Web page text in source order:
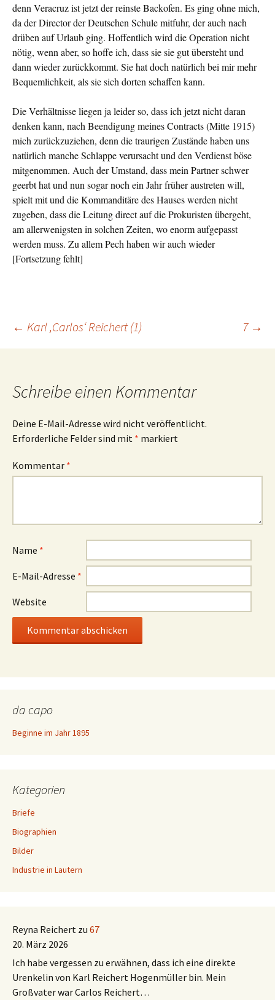
denn Veracruz ist jetzt der reinste Backofen. Es ging ohne mich,
da der Director der Deutschen Schule mitfuhr, der auch nach
drüben auf Urlaub ging. Hoffentlich wird die Operation nicht
nötig, wenn aber, so hoffe ich, dass sie sie gut übersteht und
dann wieder zurückkommt. Sie hat doch natürlich bei mir mehr
Bequemlichkeit, als sie sich dorten schaffen kann.
Die Verhältnisse liegen ja leider so, dass ich jetzt nicht daran
denken kann, nach Beendigung meines Contracts (Mitte 1915)
mich zurückzuziehen, denn die traurigen Zustände haben uns
natürlich manche Schlappe verursacht und den Verdienst böse
mitgenommen. Auch der Umstand, dass mein Partner schwer
geerbt hat und nun sogar noch ein Jahr früher austreten will,
spielt mit und die Kommanditäre des Hauses werden nicht
zugeben, dass die Leitung direct auf die Prokuristen übergeht,
am allerwenigsten in solchen Zeiten, wo enorm aufgepasst
werden muss. Zu allem Pech haben wir auch wieder
[Fortsetzung fehlt]
Beitragsnavigation
← Karl ,Carlos‘ Reichert (1) 7 →
Schreibe einen Kommentar
Deine E-Mail-Adresse wird nicht veröffentlicht.
Erforderliche Felder sind mit * markiert
Kommentar *
Name *
E-Mail-Adresse *
Website
da capo
Beginne im Jahr 1895
Kategorien
Briefe
Biographien
Bilder
Industrie in Lautern
Reyna Reichert zu 67
20. März 2026
Ich habe vergessen zu erwähnen, dass ich eine direkte
Urenkelin von Karl Reichert Hogenmüller bin. Mein
Großvater war Carlos Reichert…